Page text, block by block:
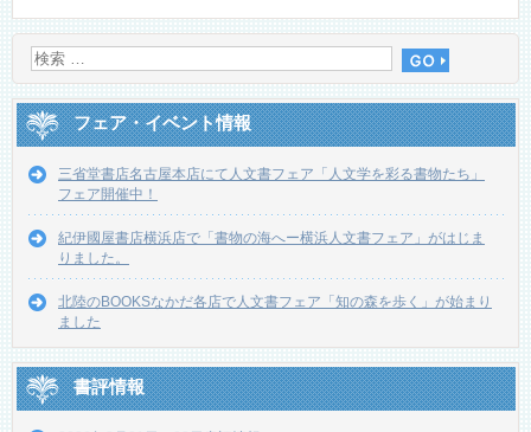
フェア・イベント情報
三省堂書店名古屋本店にて人文書フェア「人文学を彩る書物たち」
フェア開催中！
紀伊國屋書店横浜店で「書物の海へー横浜人文書フェア」がはじま
りました。
北陸のBOOKSなかだ各店で人文書フェア「知の森を歩く」が始まり
ました
書評情報